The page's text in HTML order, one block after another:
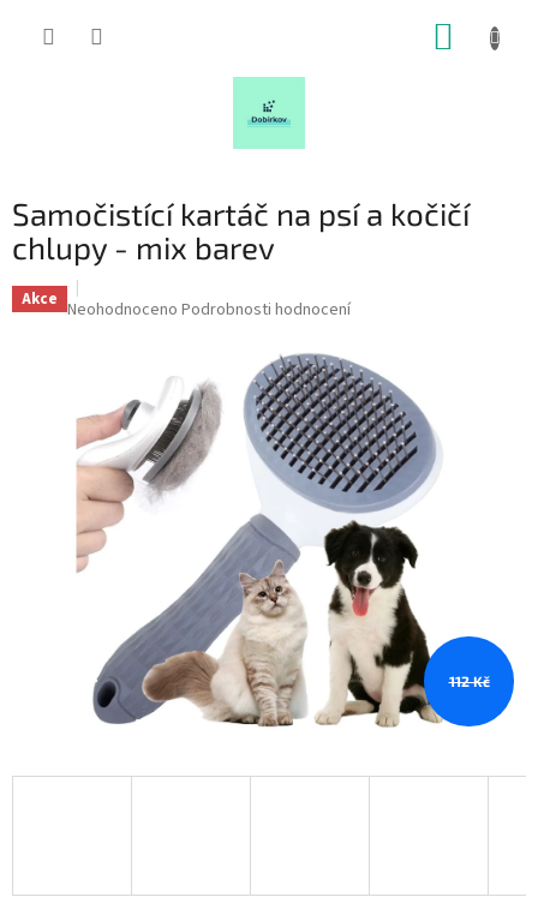
Samočistící kartáč na psí a kočičí
chlupy - mix barev
Akce Průměrné
hvězdiček.
Neohodnoceno Podrobnosti hodnocení
112 Kč